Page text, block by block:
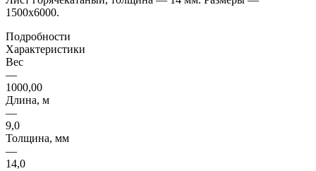
1500х6000.
Подробности
Характеристики
Вес
—
1000,00
Длина, м
—
9,0
Толщина, мм
—
14,0